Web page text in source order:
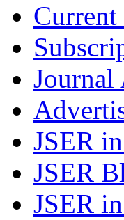
Current
Journal
JSER
JSER
JSER